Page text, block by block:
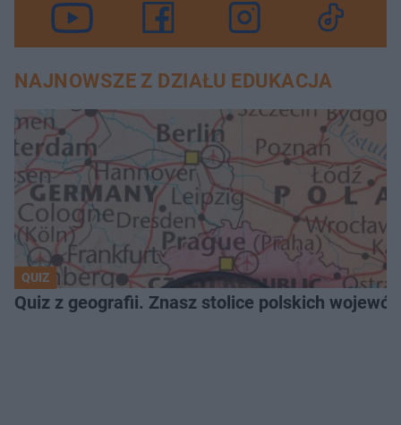
NAJNOWSZE Z DZIAŁU EDUKACJA
QUIZ
Quiz z geografii. Znasz stolice polskich